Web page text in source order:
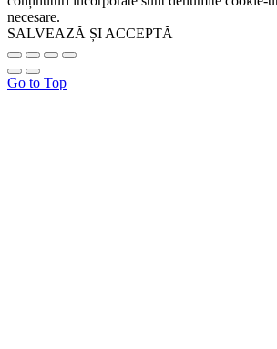
necesare.
SALVEAZĂ ȘI ACCEPTĂ
Go to Top